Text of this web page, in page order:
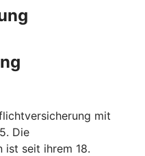
mit
Die
ist seit ihrem 18.